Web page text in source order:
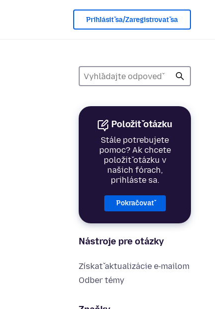
Prihlásiť sa/Zaregistrovať sa
Položiť otázku
Stále potrebujete
pomoc? Ak chcete
položiť otázku v
našich fórach,
prihláste sa.
Pokračovať
Nástroje pre otázky
Získať aktualizácie e‑mailom
Odber témy